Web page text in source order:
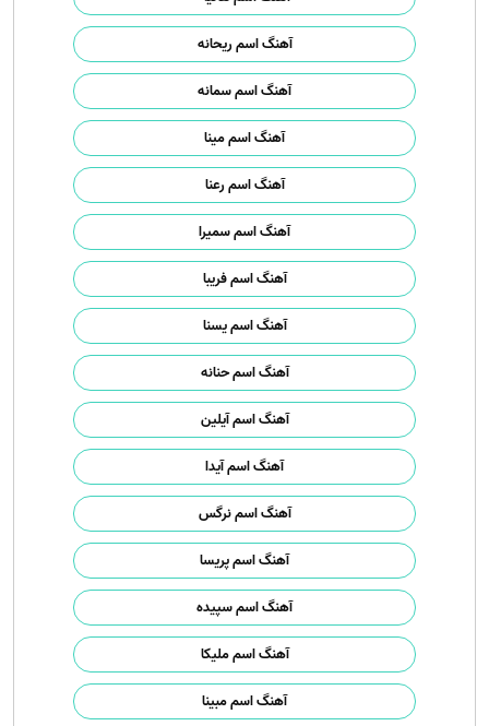
آهنگ اسم ریحانه
آهنگ اسم سمانه
آهنگ اسم مینا
آهنگ اسم رعنا
آهنگ اسم سمیرا
آهنگ اسم فریبا
آهنگ اسم یسنا
آهنگ اسم حنانه
آهنگ اسم آیلین
آهنگ اسم آیدا
آهنگ اسم نرگس
آهنگ اسم پریسا
آهنگ اسم سپیده
آهنگ اسم ملیکا
آهنگ اسم مبینا